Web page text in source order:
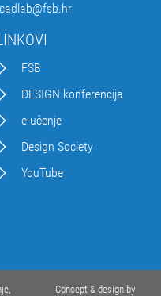
cadlab@fsb.hr
FSB
DESIGN konferencija
e-učenje
Design Society
YouTube
Concept & design by